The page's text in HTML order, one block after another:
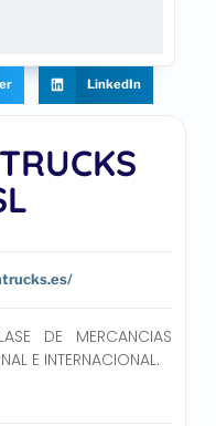
DE MERCANCIAS
E INTERNACIONAL.
LinkedIn